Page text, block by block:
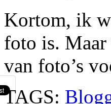
Kortom, ik
foto is. Maar
van foto’s
TAGS: